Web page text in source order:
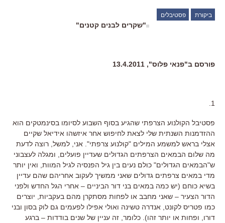
ביקורת פסטיבלים
"שקרים לבנים קטנים"
פורסם ב"פנאי פלוס", 13.4.2011
1.
פסטיבל הקולנוע הצרפתי שהגיע בסוף השבוע לסיומו בסינמטקים הוא
ההזדמנות השנתית שלי לצאת לחיפוש אחר איזשהו אידיאל שקיים
אצלי בראש למשמע המילים "קולנוע צרפתי". אני, למשל, רוצה לדעת
מה שלום הבמאים הצרפתים הגדולים שעדיין פועלים, ומגלה לעצבוני
ש"הבמאים הגדולים" כולם נעים בין גיל הפנסיה לגיל המוות, ואין יותר
מדי במאים צרפתים גדולים שאני ממשיך לעקוב אחריהם שהם עדיין
בשיא כוחם (יש כמה במאים בני דור הביניים – אחרי הגל החדש ולפני
הדור הצעיר – שאני מחבב או לפחות מסתקרן מהם בעקביות, יוצרים
כמו פטריס לקונט, אנדרה טשינה ואולי אפילו לפעמים גם לוק בסון ובני
דורו, ופחות או יותר זהו). כלומר, זה עניין של שנים בודדות – ברגע